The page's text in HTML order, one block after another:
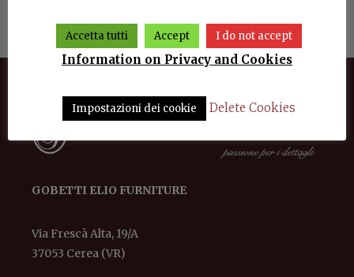
GOBETTI ELIO FURNITURE
Via Frescà Alta, 19/A
37053 Cerea (VR)
Accetta tutti Accept I do not accept
Information on Privacy and Cookies
Impostazioni dei cookie Delete Cookies